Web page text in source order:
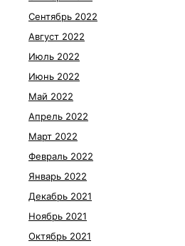
Сентябрь 2022
Август 2022
Июль 2022
Июнь 2022
Май 2022
Апрель 2022
Март 2022
Февраль 2022
Январь 2022
Декабрь 2021
Ноябрь 2021
Октябрь 2021